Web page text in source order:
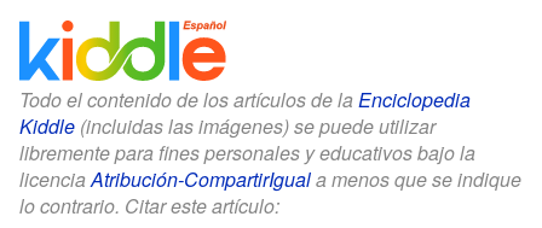
Todo el contenido de los artículos de la Enciclopedia
Kiddle (incluidas las imágenes) se puede utilizar
libremente para fines personales y educativos bajo la
licenciaAtribución-CompartirIguala menos que se indique
lo contrario. Citar este artículo: